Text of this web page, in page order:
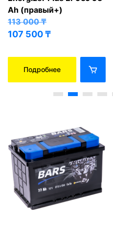
Ah (правый+)
113 000₸
107 500₸
Подробнее